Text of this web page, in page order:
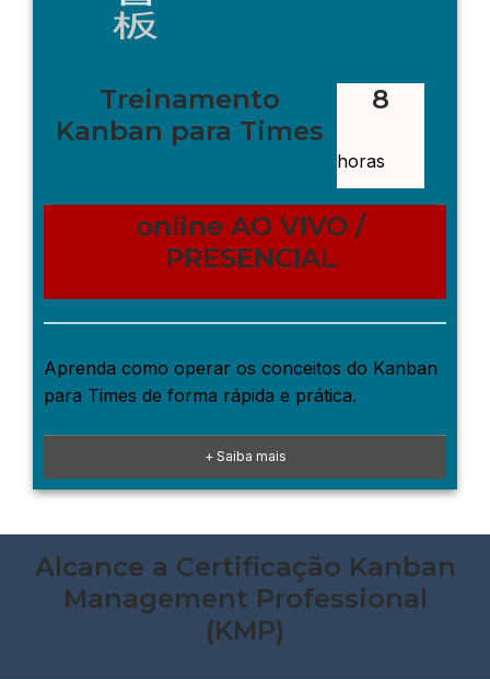
Treinamento
Kanban para Times
8
horas
online AO VIVO /
PRESENCIAL
Aprenda como operar os conceitos do Kanban
para Times de forma rápida e prática.
+ Saiba mais
Alcance a Certificação Kanban
Management Professional
(KMP)